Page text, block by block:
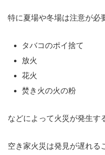
特に夏場や冬場は注意が必
タバコのポイ捨て
放火
花火
焚き火の火の粉
などによって火災が発生す
空き家火災は発見が遅れる